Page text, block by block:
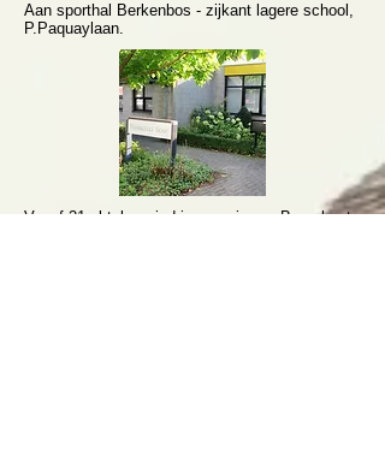
Aan sporthal Berkenbos - zijkant lagere school,
P.Paquaylaan.
Vanaf 21 oktober vind je een nieuwe Berenkast